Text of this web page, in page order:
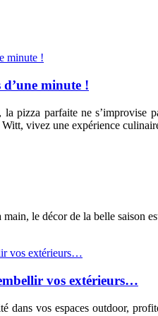
minute !
pizza parfaite ne s’improvise
vivez une expérience
le décor de la belle saison
vos extérieurs…
dans vos espaces outdoor,